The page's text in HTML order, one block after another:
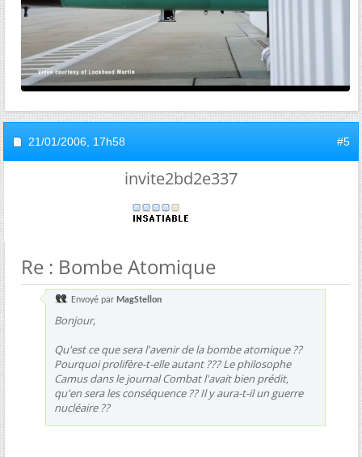
21/01/2006, 17h58 #5
invite2bd2e337
Re : Bombe Atomique
Envoyé par MagStellon
Bonjour,
Qu'est ce que sera l'avenir de la bombe atomique ??
Pourquoi prolifère-t-elle autant ??? Le philosophe
Camus dans le journalCombatl'avait bien prédit,
qu'en sera les conséquence ?? Il y aura-t-il un guerre
nucléaire ??